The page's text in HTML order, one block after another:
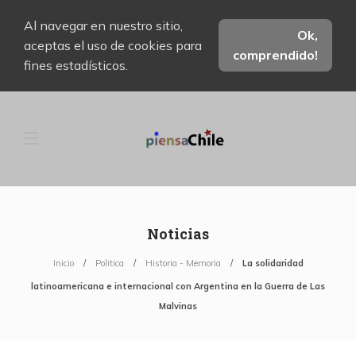
Al navegar en nuestro sitio,
aceptas el uso de cookies para
fines estadísticos.
Ok,
comprendido!
Noticias
Inicio Politica Historia - Memoria La solidaridad
latinoamericana e internacional con Argentina en la Guerra de Las
Malvinas